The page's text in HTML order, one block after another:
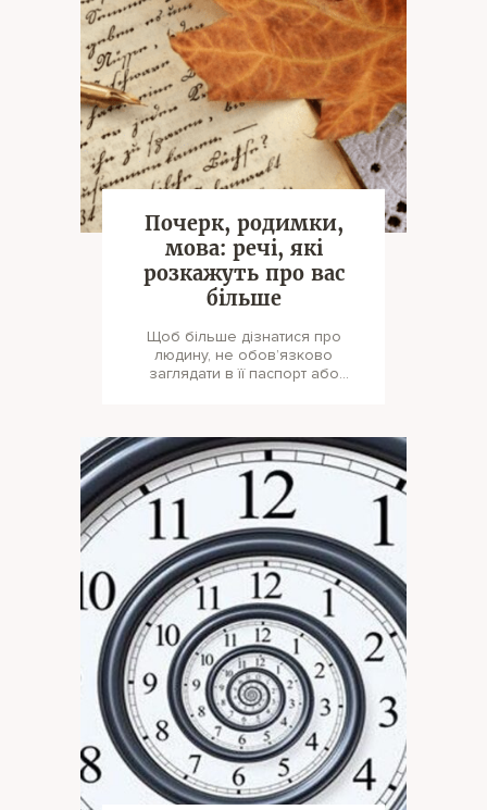
Почерк, родимки,
мова: речі, які
розкажуть про вас
більше
Щоб більше дізнатися про
людину, не обов’язково
заглядати в її паспорт або